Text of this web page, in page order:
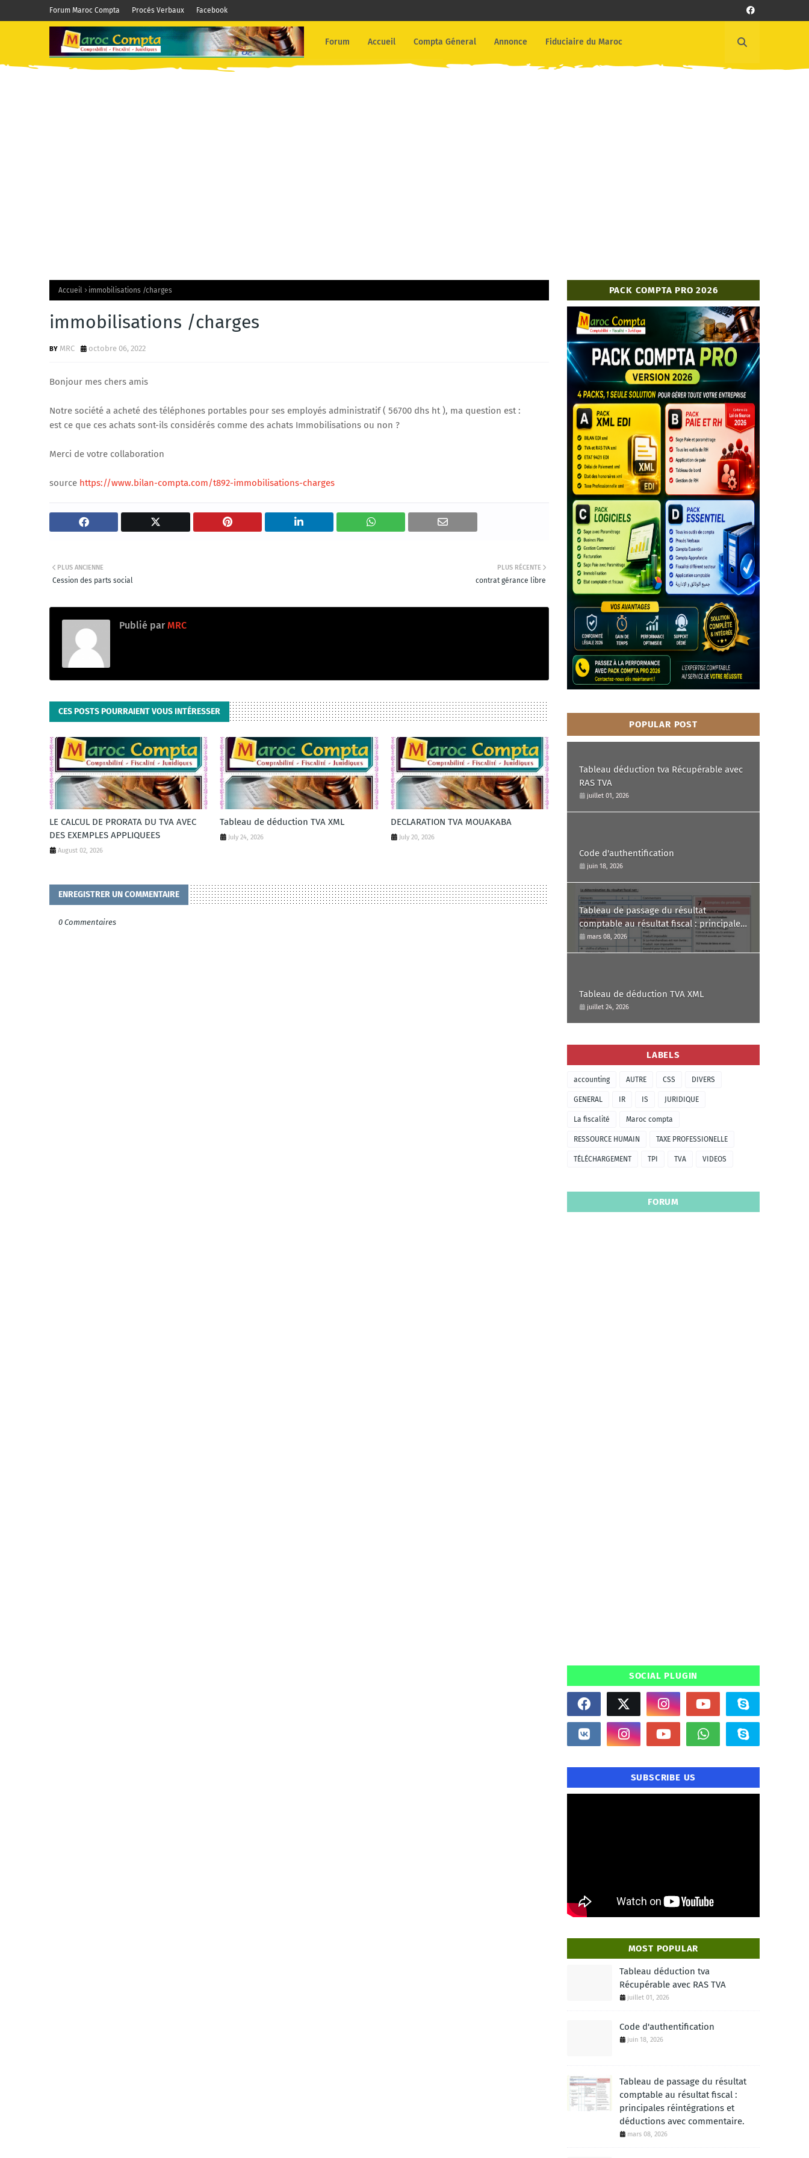
Forum Maroc Compta Procés Verbaux Facebook
Forum Accueil Compta Géneral Annonce Fiduciaire du Maroc
Accueil immobilisations /charges
immobilisations /charges
MRC octobre 06, 2022
Bonjour mes chers amis
Notre société a acheté des téléphones portables pour ses employés administratif ( 56700 dhs ht ), ma question est :
est ce que ces achats sont-ils considérés comme des achats Immobilisations ou non ?
Merci de votre collaboration
source https://www.bilan-compta.com/t892-immobilisations-charges
PLUS RÉCENTE
contrat gérance libre
PLUS ANCIENNE
Cession des parts social
Publié par MRC
CES POSTS POURRAIENT VOUS INTÉRESSER
LE CALCUL DE PRORATA DU TVA AVEC
DES EXEMPLES APPLIQUEES
August 02, 2026
Tableau de déduction TVA XML
July 24, 2026
DECLARATION TVA MOUAKABA
July 20, 2026
ENREGISTRER UN COMMENTAIRE
0 Commentaires
PACK COMPTA PRO 2026
POPULAR POST
Tableau déduction tva Récupérable avec
RAS TVA
juillet 01, 2026
Code d'authentification
juin 18, 2026
Tableau de passage du résultat
comptable au résultat fiscal : principales
réintégrations et déductions avec
commentaire.
mars 08, 2026
Tableau de déduction TVA XML
juillet 24, 2026
LABELS
accounting AUTRE CSS DIVERS
GENERAL IR IS JURIDIQUE
La fiscalité Maroc compta
RESSOURCE HUMAIN TAXE PROFESSIONELLE
TÉLÉCHARGEMENT TPI TVA VIDEOS
FORUM
SOCIAL PLUGIN
SUBSCRIBE US
MOST POPULAR
Tableau déduction tva
Récupérable avec RAS TVA
juillet 01, 2026
Code d'authentification
juin 18, 2026
Tableau de passage du résultat
comptable au résultat fiscal :
principales réintégrations et
déductions avec commentaire.
mars 08, 2026